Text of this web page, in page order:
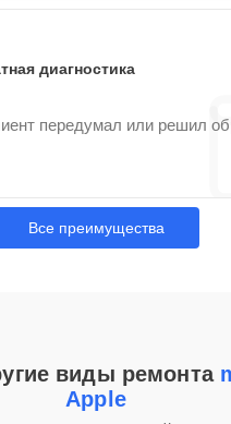
диагностика
передумал или решил
Все преимущества
виды ремонта
Apple